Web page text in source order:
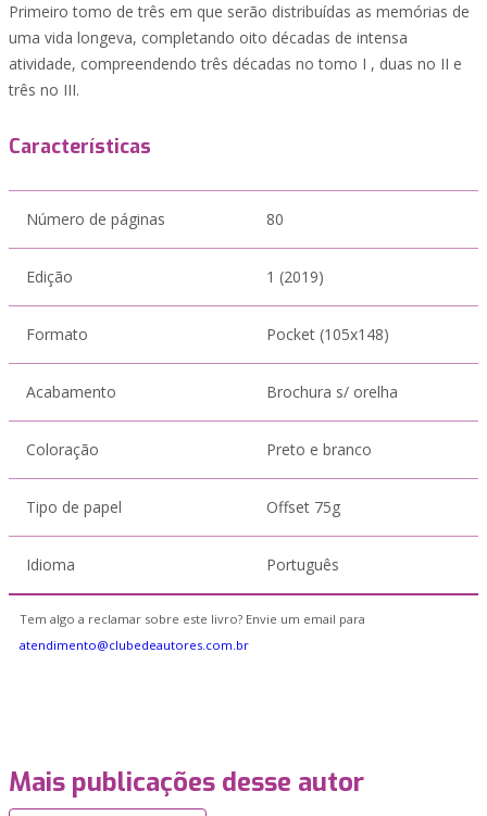
Primeiro tomo de três em que serão distribuídas as memórias de
uma vida longeva, completando oito décadas de intensa
atividade, compreendendo três décadas no tomo I , duas no II e
três no III.
Características
Número de páginas 80
Edição 1 (2019)
Formato Pocket (105x148)
Acabamento Brochura s/ orelha
Coloração Preto e branco
Tipo de papel Offset 75g
Idioma Português
Tem algo a reclamar sobre este livro? Envie um email para
atendimento@clubedeautores.com.br
Mais publicações desse autor